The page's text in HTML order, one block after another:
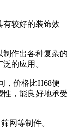
有较好的装饰效
作出各种复杂的
的应用。
，价格比H68便
，能良好地承受
网等制件。